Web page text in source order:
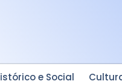
e Social